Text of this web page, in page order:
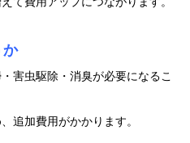
か
害虫駆除・消臭が必要になるこ
追加費用がかかります。